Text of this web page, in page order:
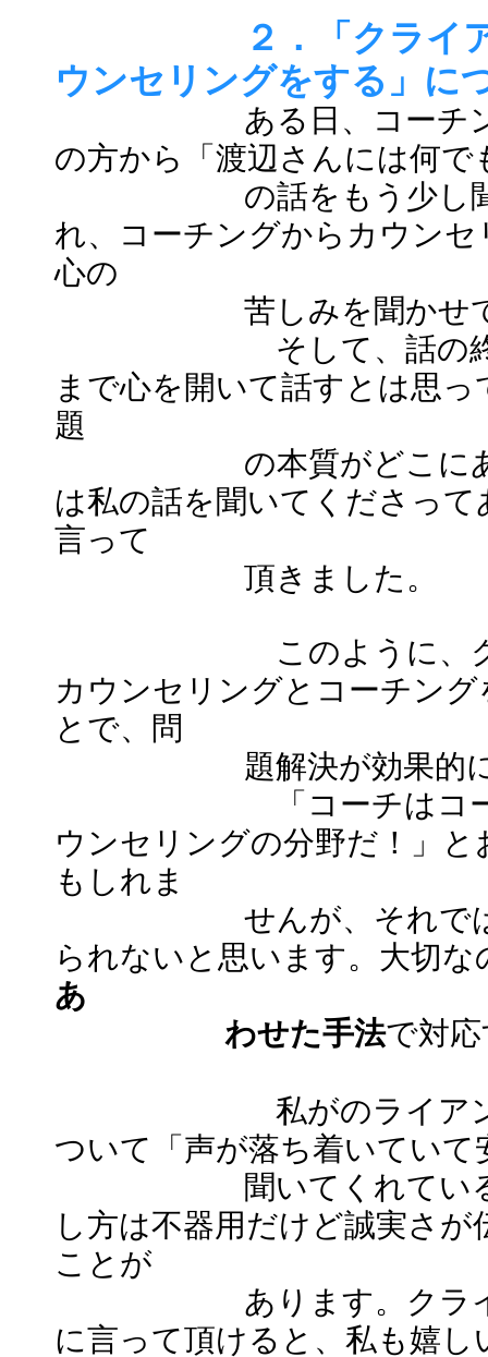
２．「クライ
ウンセリングをする」に
ある日、コーチ
の方から「渡辺さんには何
の話をもう少し聞い
れ、コーチングからカウン
心の
苦しみを聞かせて頂
そして、話の終わり
まで心を開いて話すとは思
題
の本質がどこにあっ
は私の話を聞いてくださっ
言って
頂きました。
このように、クライ
カウンセリングとコーチン
とで、問
題解決が効果的に行
「コーチはコーチン
ウンセリングの分野だ！」
もしれま
せんが、それではク
られないと思います。大切な
あ
わせた手法で対
私がのライアントの
ついて「声が落ち着いてい
聞いてくれているこ
し方は不器用だけど誠実さ
ことが
あります。クライア
に言って頂けると、私も嬉